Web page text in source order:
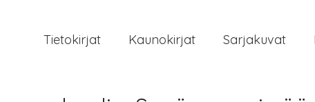
Tietokirjat Kaunokirjat Sarjakuvat